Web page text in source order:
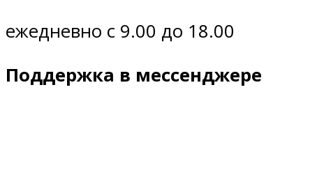
ежедневно с 9.00 до 18.00
Поддержка в мессенджере